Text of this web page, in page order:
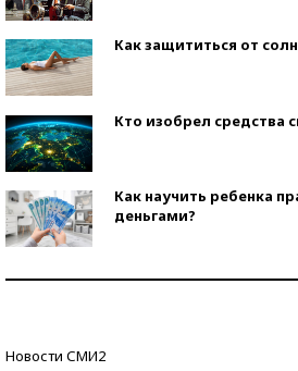
Как защититься от
Кто изобрел средства
Как научить ребенка
деньгами?
Новости СМИ2